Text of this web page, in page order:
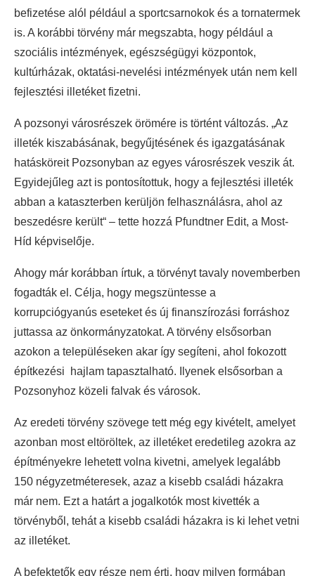
befizetése alól például a sportcsarnokok és a tornatermek
is. A korábbi törvény már megszabta, hogy például a
szociális intézmények, egészségügyi központok,
kultúrházak, oktatási-nevelési intézmények után nem kell
fejlesztési illetéket fizetni.
A pozsonyi városrészek örömére is történt változás. „Az
illeték kiszabásának, begyűjtésének és igazgatásának
hatásköreit Pozsonyban az egyes városrészek veszik át.
Egyidejűleg azt is pontosítottuk, hogy a fejlesztési illeték
abban a kataszterben kerüljön felhasználásra, ahol az
beszedésre került“ – tette hozzá Pfundtner Edit, a Most-
Híd képviselője.
Ahogy már korábban írtuk, a törvényt tavaly novemberben
fogadták el. Célja, hogy megszüntesse a
korrupciógyanús eseteket és új finanszírozási forráshoz
juttassa az önkormányzatokat. A törvény elsősorban
azokon a településeken akar így segíteni, ahol fokozott
építkezési hajlam tapasztalható. Ilyenek elsősorban a
Pozsonyhoz közeli falvak és városok.
Az eredeti törvény szövege tett még egy kivételt, amelyet
azonban most eltöröltek, az illetéket eredetileg azokra az
építményekre lehetett volna kivetni, amelyek legalább
150 négyzetméteresek, azaz a kisebb családi házakra
már nem. Ezt a határt a jogalkotók most kivették a
törvényből, tehát a kisebb családi házakra is ki lehet vetni
az illetéket.
A befektetők egy része nem érti, hogy milyen formában